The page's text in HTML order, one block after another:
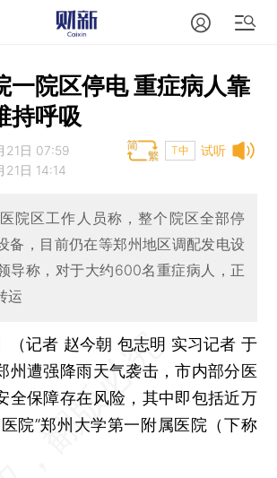
一院区停电 重症病人靠
持呼吸
试听
21日 07:59
21日 14:14
T中
院区工作人员称，整个院区全部停
备，目前仍在等郑州地区调配发电设
导称，对于大约600名重症病人，正
运
（记者 赵今朝 包志明 实习记者 于
州遭强降雨天气袭击，市内部分医
全保障存在风险，其中即包括近万
院”郑州大学第一附属医院（下称